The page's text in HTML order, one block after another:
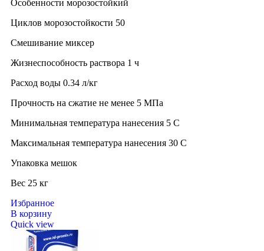
Особенности морозостойкий
Циклов морозостойкости 50
Смешивание миксер
Жизнеспособность раствора 1 ч
Расход воды 0.34 л/кг
Прочность на сжатие не менее 5 МПа
Минимальная температура нанесения 5 C
Максимальная температура нанесения 30 C
Упаковка мешок
Вес 25 кг
Избранное
В корзину
Quick view